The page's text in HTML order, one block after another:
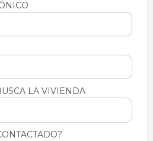
LA VIVIENDA
LA VIVIENDA